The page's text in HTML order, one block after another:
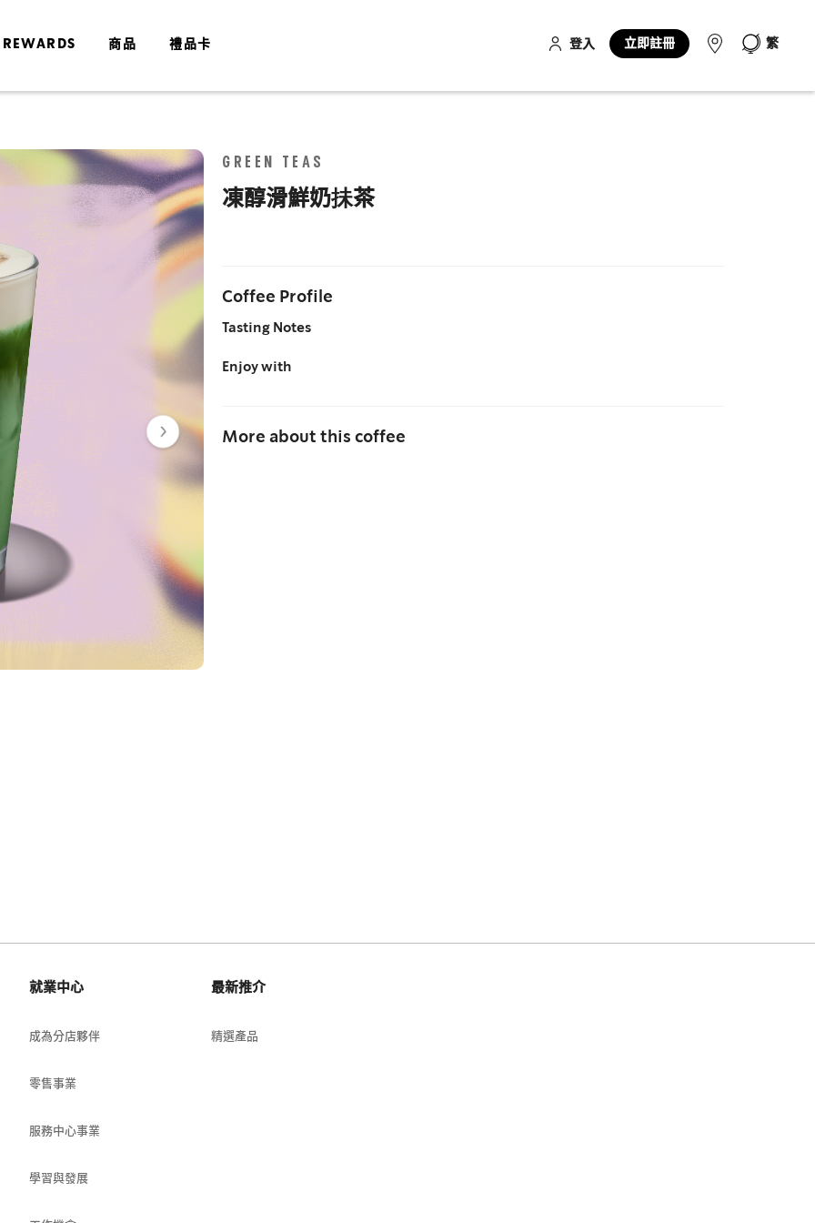
商品 禮品卡 登入 立即註冊 繁
Skip
to
the
of
GREEN TEAS
凍醇滑鮮奶抺茶
Coffee Profile
Tasting Notes
Enjoy with
More about this coffee
就業中心
成為分店夥伴
零售事業
服務中心事業
學習與發展
最新推介
精選產品